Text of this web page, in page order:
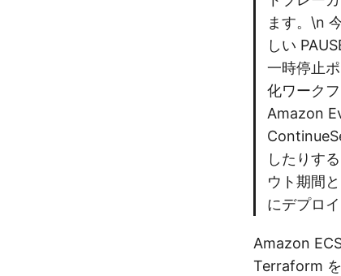
ます。\n
しい
一時停止
化ワーク
Amazon
したりす
ウト期間
にデプロ
Amazon
Terraform